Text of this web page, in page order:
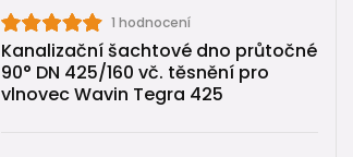
1 hodnocení
Kanalizační šachtové dno průtočné
90° DN 425/160 vč. těsnění pro
vlnovec Wavin Tegra 425